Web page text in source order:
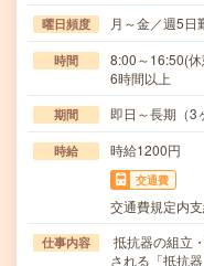
曜日頻度 月～金／週5日
時間
8:00～16:50(
6時間以上
期間 即日～長期（3
時給 時給1200円
交通費
交通費規定内
仕事内容
抵抗器の組立
される「抵抗